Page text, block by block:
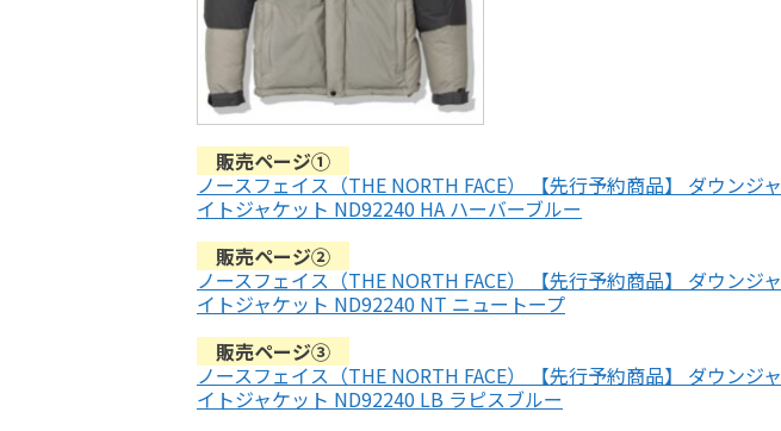
販売ページ①
ノースフェイス（THE NORTH FACE） 【先行予約商品】 ダウンジ
イトジャケット ND92240 HA ハーバーブルー
販売ページ②
ノースフェイス（THE NORTH FACE） 【先行予約商品】 ダウンジ
イトジャケット ND92240 NT ニュートープ
販売ページ③
ノースフェイス（THE NORTH FACE） 【先行予約商品】 ダウンジ
イトジャケット ND92240 LB ラピスブルー